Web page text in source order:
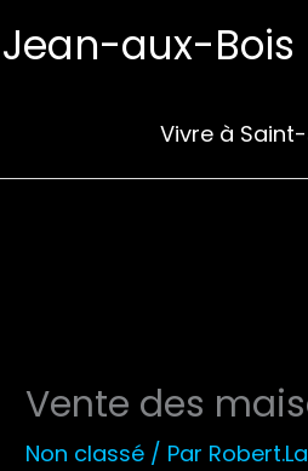
aux-Bois
Vivre à
Vente des
Non classé / Par